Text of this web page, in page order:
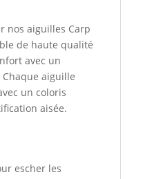
nos aiguilles Carp
de haute qualité
avec un
aiguille
un coloris
aisée.
escher les